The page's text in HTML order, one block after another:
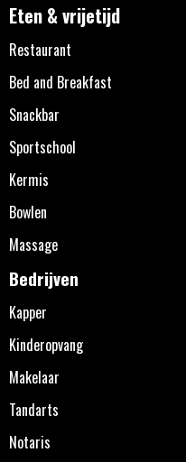
Eten & vrijetijd
Restaurant
Bed and Breakfast
Snackbar
Sportschool
Kermis
Bowlen
Massage
Bedrijven
Kapper
Kinderopvang
Makelaar
Tandarts
Notaris